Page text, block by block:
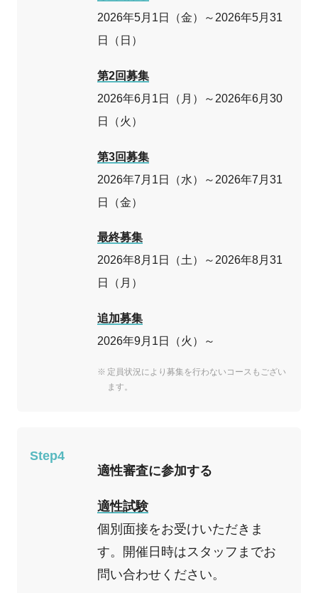
2026年5月1日（金）～2026年5月31
日（日）
第2回募集
2026年6月1日（月）～2026年6月30
日（火）
第3回募集
2026年7月1日（水）～2026年7月31
日（金）
最終募集
2026年8月1日（土）～2026年8月31
日（月）
追加募集
2026年9月1日（火）～
定員状況により募集を行わないコースもござい
ます。
Step4
適性審査に参加する
適性試験
個別面接をお受けいただきま
す。開催日時はスタッフまでお
問い合わせください。